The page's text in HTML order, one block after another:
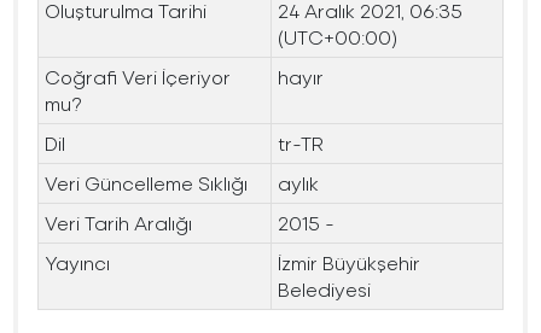
Oluşturulma Tarihi
24 Aralık 2021, 06:35
(UTC+00:00)
Coğrafi Veri İçeriyor
mu?
hayır
Dil
tr-TR
Veri Güncelleme Sıklığı
aylık
Veri Tarih Aralığı
2015 -
Yayıncı
İzmir Büyükşehir
Belediyesi